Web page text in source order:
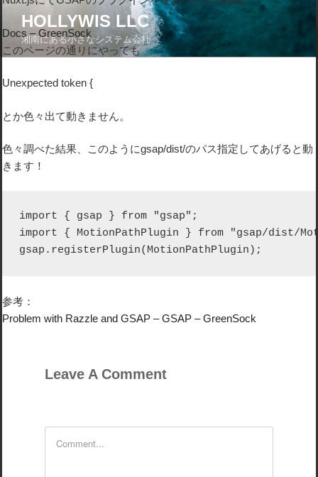
コ
ン
ス
ッ
プ
HOLLYWIS LLC
湘南にある小さなシステム会社
Docs – GreenSock
このページの通りにやっても
Unexpected token {
とか色々出て動きません。
色々調べた結果、このようにgsap/dist/のパス指定してあげると動
きます！
import { gsap } from "gsap";
import { MotionPathPlugin } from "gsap/dist/
gsap.registerPlugin(MotionPathPlugin);
参考：
Problem with Razzle and GSAP – GSAP – GreenSock
Leave A Comment